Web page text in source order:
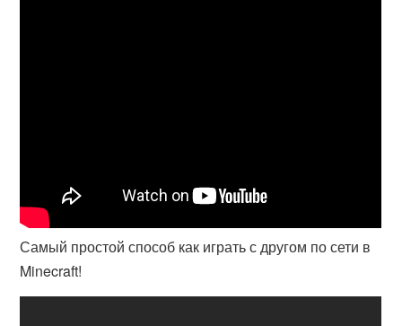
Самый простой способ как играть с другом по сети в
Minecraft!